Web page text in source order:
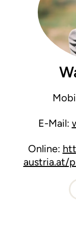
E-Mail:
Online:
austria.at/